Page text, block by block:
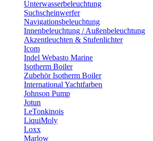
Unterwasserbeleuchtung
Suchscheinwerfer
Navigationsbeleuchtung
Innenbeleuchtung / Außenbeleuchtung
Akzentleuchten & Stufenlichter
Icom
Indel Webasto Marine
Isotherm Boiler
Zubehör Isotherm Boiler
International Yachtfarben
Johnson Pump
Jotun
LeTonkinois
LiquiMoly
Loxx
Marlow